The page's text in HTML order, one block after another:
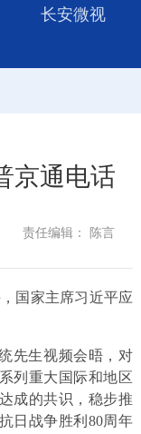
长安微视
京通电话
责任编辑： 陈言
国家主席习近平应
先生视频会晤，对
列重大国际和地区
成的共识，稳步推
日战争胜利80周年